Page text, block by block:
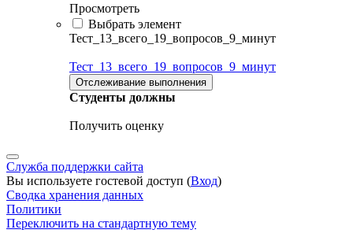
Просмотреть
Выбрать элемент
Тест_13_всего_19_вопросов_9_минут
Тест_13_всего_19_вопросов_9_минут
Отслеживание выполнения
Студенты должны
Получить оценку
Служба поддержки сайта
Вы используете гостевой доступ (Вход)
Сводка хранения данных
Политики
Переключить на стандартную тему